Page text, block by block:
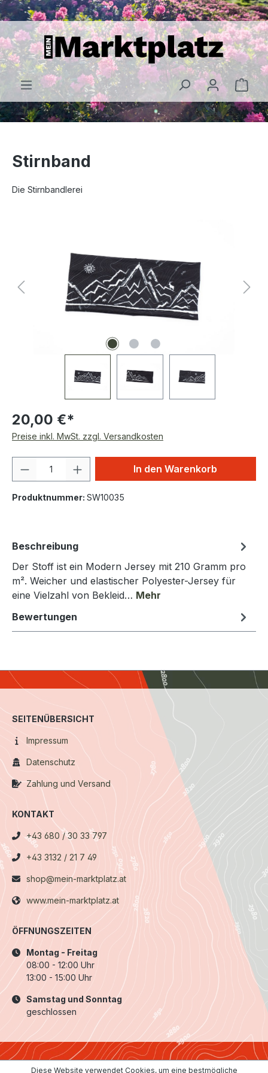
springen
Stirnband
Die Stirnbandlerei
20,00 €*
Preise inkl. MwSt. zzgl. Versandkosten
Produkt Anzahl: Gib denIn den Warenkorb
Produktnummer: SW10035
Beschreibung
Der Stoff ist ein Modern Jersey mit 210 Gramm pro
m². Weicher und elastischer Polyester-Jersey für
eine Vielzahl von Bekleid… Mehr
Bewertungen
SEITENÜBERSICHT
Impressum
Datenschutz
Zahlung und Versand
KONTAKT
+43 680 / 30 33 797
+43 3132 / 21 7 49
shop@mein-marktplatz.at
www.mein-marktplatz.at
ÖFFNUNGSZEITEN
Montag - Freitag
08:00 - 12:00 Uhr
13:00 - 15:00 Uhr
Samstag und Sonntag
geschlossen
Diese Website verwendet Cookies, um eine bestmögliche